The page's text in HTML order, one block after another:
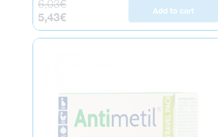
Regular price
6,03€
Sale price
5,43€
Add to cart